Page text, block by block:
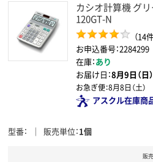
カシオ計算機 グ
120GT-N
（14
お申込番号：2284299
在庫：あり
お届け日：8月9日（日）
お急ぎ便：8月8日（土）
アスクル在庫商
型番 販売単位 1個
販